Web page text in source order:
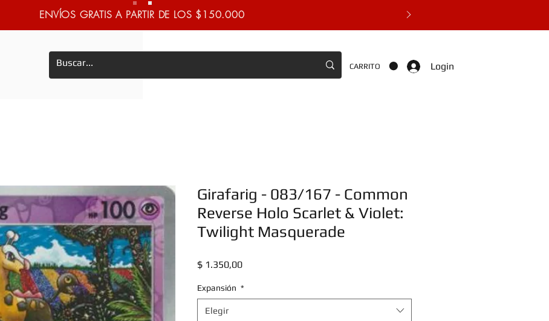
ENVÍOS GRATIS A PARTIR DE LOS $150.000
CARRITO Login
Girafarig - 083/167 - Common
Reverse Holo Scarlet & Violet:
Twilight Masquerade
$ 1.350,00Precio
Expansión *
Elegir